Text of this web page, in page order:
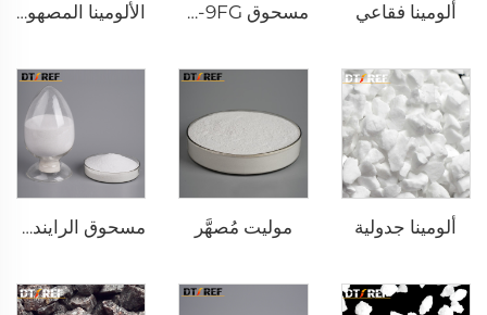
ألومينا فقاعي مسحوق AW-9FG أكسيد الألمنيوم α المُشبع حراريًا الألومينا المصهورة البيضاء
ألومينا جدولية موليت مُصهَّر مسحوق الرايندوم الأبيض